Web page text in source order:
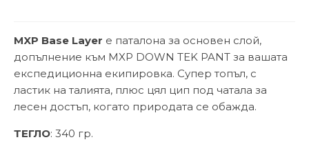
MXP Base Layer e паталона за основен слой,
допълнение към MXP DOWN TEK PANT за вашата
експедиционна екипировка. Супер топъл, с
ластик на талията, плюс цял цип под чатала за
лесен достъп, когато природата се обажда.
ТЕГЛО: 340 гр.